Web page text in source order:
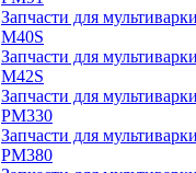
Запчасти для
M40S
Запчасти для
M42S
Запчасти для
PM330
Запчасти для
PM380